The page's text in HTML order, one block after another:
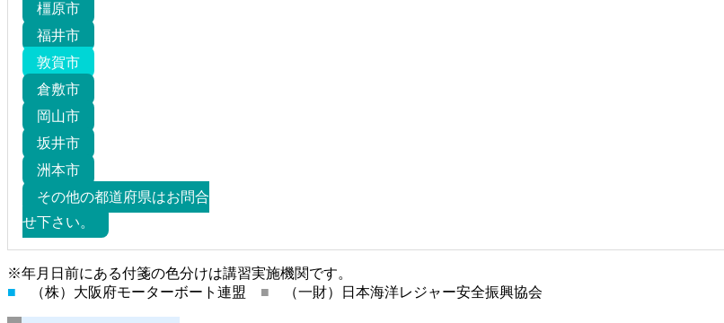
橿原市
福井市
敦賀市
倉敷市
岡山市
坂井市
洲本市
その他の都道府県はお問合
せ下さい。
※年月日前にある付箋の色分けは講習実施機関です。
■ （株）大阪府モーターボート連盟 ■ （一財）日本海洋レジャー安全振興協会